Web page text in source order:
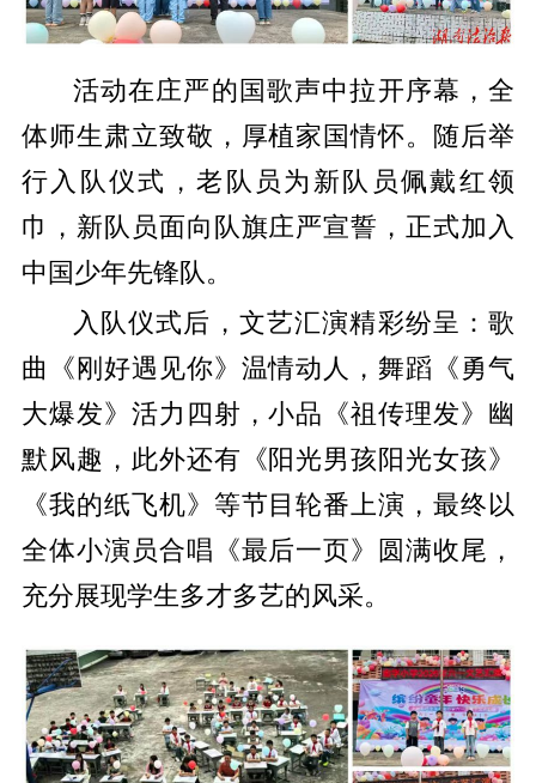
活动在庄严的国歌声中拉开序幕，全
体师生肃立致敬，厚植家国情怀。随后举
行入队仪式，老队员为新队员佩戴红领
巾，新队员面向队旗庄严宣誓，正式加入
中国少年先锋队。
入队仪式后，文艺汇演精彩纷呈：歌
曲《刚好遇见你》温情动人，舞蹈《勇气
大爆发》活力四射，小品《祖传理发》幽
默风趣，此外还有《阳光男孩阳光女孩》
《我的纸飞机》等节目轮番上演，最终以
全体小演员合唱《最后一页》圆满收尾，
充分展现学生多才多艺的风采。